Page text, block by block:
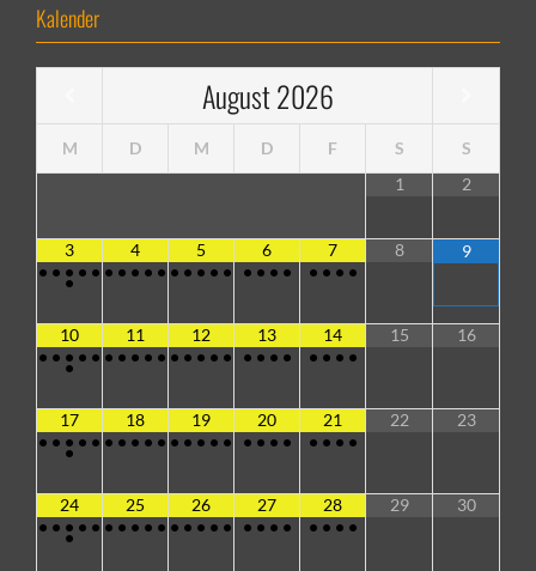
Kalender
August2026
M D M D F S
S
1
2
3
• • • • •
•
4
• • • • •
5
• • • • •
6
• • • •
7
• • • •
8 9
10
• • • • •
•
11
• • • • •
12
• • • • •
13
• • • •
14
• • • •
15 16
17
• • • • •
•
18
• • • • •
19
• • • • •
20
• • • •
21
• • • •
22 23
24
• • • • •
•
25
• • • • •
26
• • • • •
27
• • • •
28
• • • •
29 30